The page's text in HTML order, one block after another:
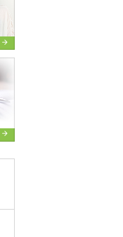
arrow_forward
arrow_forward